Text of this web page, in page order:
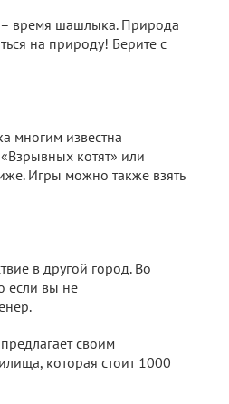
– время шашлыка. Природа
на природу! Берите с
многим известна
котят» или
Игры можно также взять
в другой город. Во
если вы не
своим
которая стоит 1000